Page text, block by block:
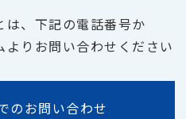
は、下記の電話番号か
よりお問い合わせください
のお問い合わせ